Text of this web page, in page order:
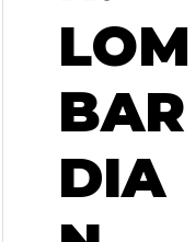
LOM
BAR
DIA